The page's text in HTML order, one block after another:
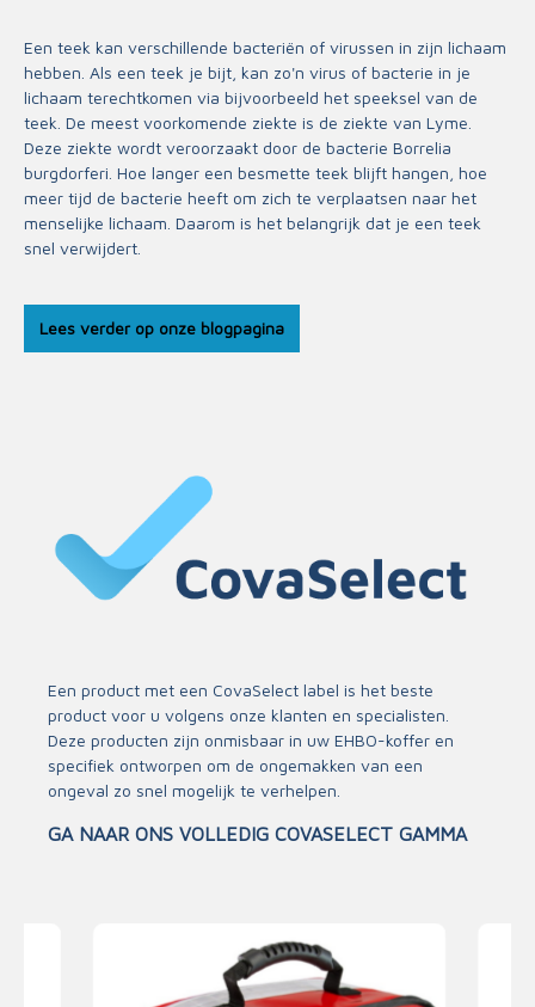
Een teek kan verschillende bacteriën of virussen in zijn lichaam
hebben. Als een teek je bijt, kan zo'n virus of bacterie in je
lichaam terechtkomen via bijvoorbeeld het speeksel van de
teek. De meest voorkomende ziekte is de ziekte van Lyme.
Deze ziekte wordt veroorzaakt door de bacterie Borrelia
burgdorferi. Hoe langer een besmette teek blijft hangen, hoe
meer tijd de bacterie heeft om zich te verplaatsen naar het
menselijke lichaam. Daarom is het belangrijk dat je een teek
snel verwijdert.
Lees verder op onze blogpagina
Een product met een CovaSelect label is het beste
product voor u volgens onze klanten en specialisten.
Deze producten zijn onmisbaar in uw EHBO-koffer en
specifiek ontworpen om de ongemakken van een
ongeval zo snel mogelijk te verhelpen.
GA NAAR ONS VOLLEDIG COVASELECT GAMMA